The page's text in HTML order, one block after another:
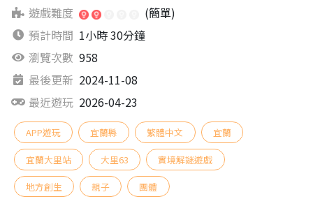
遊戲難度
(簡單)
預計時間 1小時 30分鐘
瀏覽次數 958
最後更新 2024-11-08
最近遊玩 2026-04-23
APP遊玩 宜蘭縣 繁體中文 宜蘭
宜蘭大里站 大里63 實境解謎遊戲
地方創生 親子 團體